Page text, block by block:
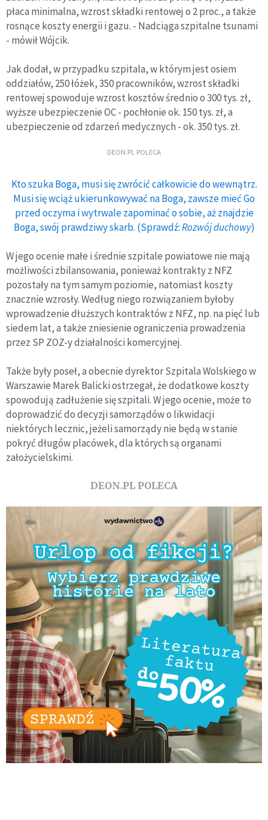
płaca minimalna, wzrost składki rentowej o 2 proc., a także
rosnące koszty energii i gazu. - Nadciąga szpitalne tsunami
- mówił Wójcik.
Jak dodał, w przypadku szpitala, w którym jest osiem
oddziałów, 250 łóżek, 350 pracowników, wzrost składki
rentowej spowoduje wzrost kosztów średnio o 300 tys. zł,
wyższe ubezpieczenie OC - pochłonie ok. 150 tys. zł, a
ubezpieczenie od zdarzeń medycznych - ok. 350 tys. zł.
DEON.PL POLECA
Kto szuka Boga, musi się zwrócić całkowicie do wewnątrz.
Musi się wciąż ukierunkowywać na Boga, zawsze mieć Go
przed oczyma i wytrwale zapominać o sobie, aż znajdzie
Boga, swój prawdziwy skarb. (Sprawdź:Rozwój duchowy)
W jego ocenie małe i średnie szpitale powiatowe nie mają
możliwości zbilansowania, ponieważ kontrakty z NFZ
pozostały na tym samym poziomie, natomiast koszty
znacznie wzrosły. Według niego rozwiązaniem byłoby
wprowadzenie dłuższych kontraktów z NFZ, np. na pięć lub
siedem lat, a także zniesienie ograniczenia prowadzenia
przez SP ZOZ-y działalności komercyjnej.
Także były poseł, a obecnie dyrektor Szpitala Wolskiego w
Warszawie Marek Balicki ostrzegał, że dodatkowe koszty
spowodują zadłużenie się szpitali. W jego ocenie, może to
doprowadzić do decyzji samorządów o likwidacji
niektórych lecznic, jeżeli samorządy nie będą w stanie
pokryć długów placówek, dla których są organami
założycielskimi.
DEON.PL POLECA